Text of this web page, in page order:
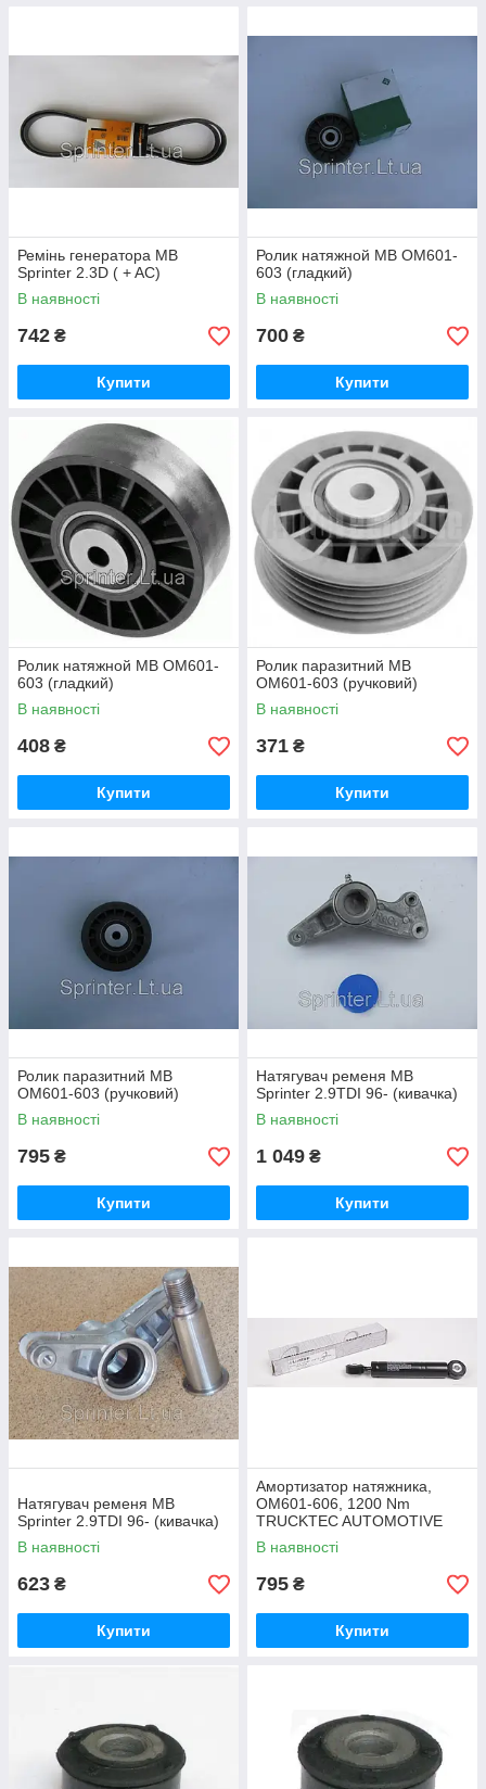
Ремінь генератора MB
Sprinter 2.3D ( + AC)
В наявності
742 ₴
Купити
Ролик натяжной MB OM601-
603 (гладкий)
В наявності
700 ₴
Купити
Ролик натяжной MB OM601-
603 (гладкий)
В наявності
408 ₴
Купити
Ролик паразитний MB
OM601-603 (ручковий)
В наявності
371 ₴
Купити
Ролик паразитний MB
OM601-603 (ручковий)
В наявності
795 ₴
Купити
Натягувач ременя MB
Sprinter 2.9TDI 96- (кивачка)
В наявності
1 049 ₴
Купити
Натягувач ременя MB
Sprinter 2.9TDI 96- (кивачка)
В наявності
623 ₴
Купити
Амортизатор натяжника,
OM601-606, 1200 Nm
TRUCKTEC AUTOMOTIVE
02.19.022
В наявності
795 ₴
Купити